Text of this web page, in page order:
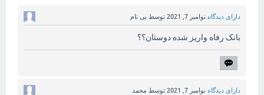
دارای دیدگاه نوامبر 7, 2021 توسط بی نام
بانک رفاه واریز شده دوستان؟؟
دارای دیدگاه نوامبر 7, 2021 توسط محمد